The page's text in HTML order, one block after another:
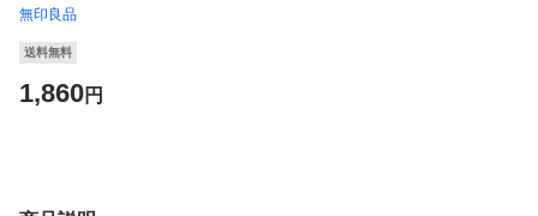
無印良品
送料無料
1,860円